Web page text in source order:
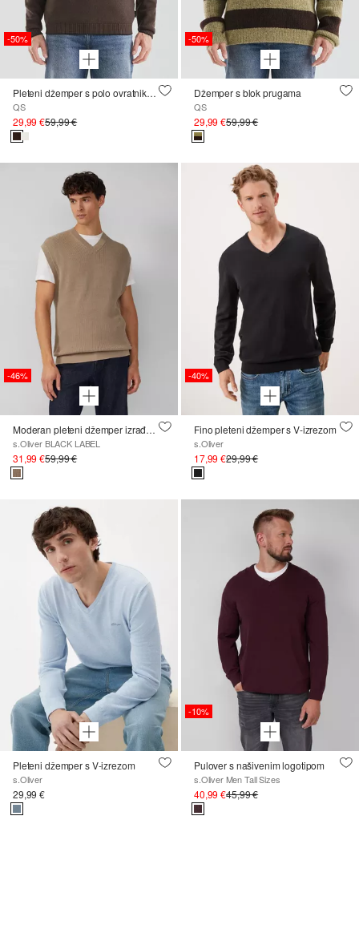
-50%
Pleteni džemper s polo ovratnikom
QS
29,99 €59,99 €
-50%
Džemper s blok prugama
QS
29,99 €59,99 €
-46%
Moderan pleteni džemper izrađen od čistog pamuka
s.Oliver BLACK LABEL
31,99 €59,99 €
-40%
Fino pleteni džemper s V-izrezom
s.Oliver
17,99 €29,99 €
Pleteni džemper s V-izrezom
s.Oliver
29,99 €
-10%
Pulover s našivenim logotipom
s.Oliver Men Tall Sizes
40,99 €45,99 €